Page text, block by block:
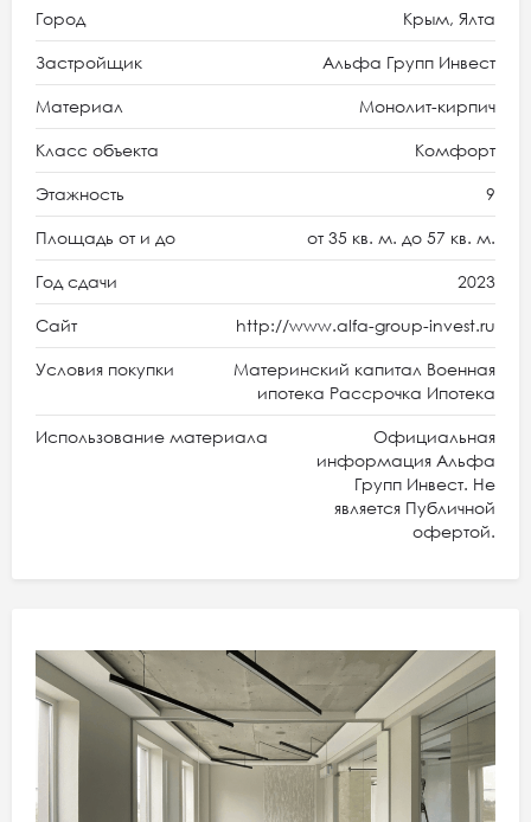
Город Крым, Ялта
Застройщик Альфа Групп Инвест
Материал Монолит-кирпич
Класс объекта Комфорт
Этажность 9
Площадь от и до от 35 кв. м. до 57 кв. м.
Год сдачи 2023
Сайт http://www.alfa-group-invest.ru
Условия покупки
Материнский капитал Военная
ипотека Рассрочка Ипотека
Использование материала
Официальная
информация Альфа
Групп Инвест. Не
является Публичной
офертой.